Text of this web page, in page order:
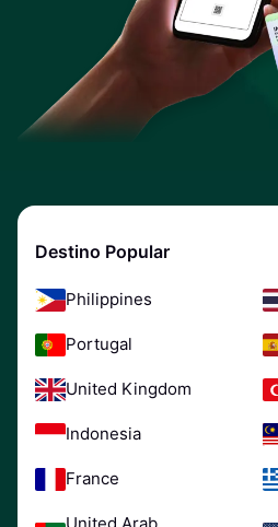
Destino Popular
Philippines
Portugal
United Kingdom
Indonesia
France